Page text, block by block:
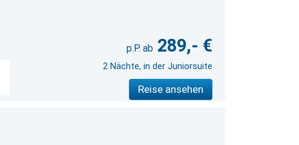
289,- €
2 Nächte, in der Juniorsuite
Reise ansehen